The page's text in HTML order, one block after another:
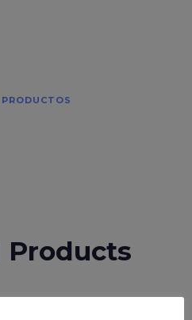
PRODUCTOS
Products